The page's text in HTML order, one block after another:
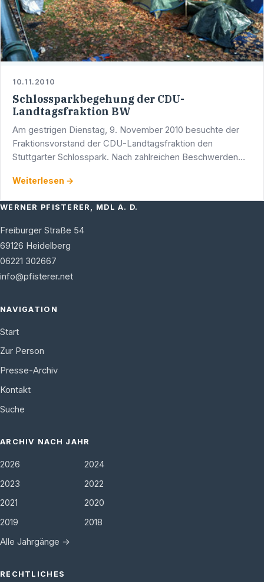
10.11.2010
Schlossparkbegehung der CDU-
Landtagsfraktion BW
Am gestrigen Dienstag, 9. November 2010 besuchte der
Fraktionsvorstand der CDU-Landtagsfraktion den
Stuttgarter Schlosspark. Nach zahlreichen Beschwerden
verwahrlosten …
Weiterlesen →
WERNER PFISTERER, MDL A. D.
Freiburger Straße 54
69126 Heidelberg
06221 302667
info@pfisterer.net
NAVIGATION
Start
Zur Person
Presse-Archiv
Kontakt
Suche
ARCHIV NACH JAHR
2026
2024
2023
2022
2021
2020
2019
2018
Alle Jahrgänge →
RECHTLICHES